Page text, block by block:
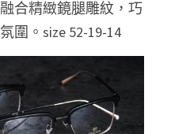
合精緻鏡腿雕紋，巧
圍。size 52-19-14